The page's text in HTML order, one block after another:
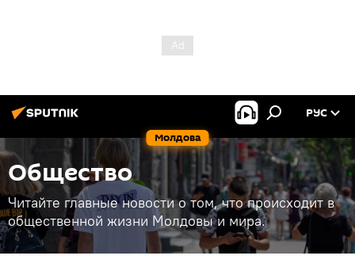
Молдова
РУС
Общество
Читайте главные новости о том, что происходит в
общественной жизни Молдовы и мира.